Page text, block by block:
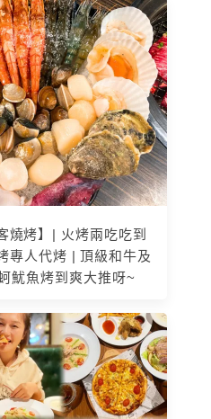
燒烤】| 火烤兩吃吃到
專人代烤 | 頂級和牛及
魷魚烤到爽大推呀~